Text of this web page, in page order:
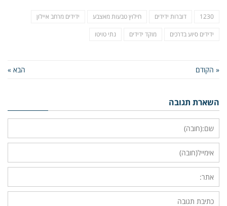
1230 דוברות ידידים חילוץ טבעות מאצבע ידידים מרחב איילון
ידידים סיוע בדרכים מוקד ידידים נתי טויטו
« הקודם הבא »
השארת תגובה